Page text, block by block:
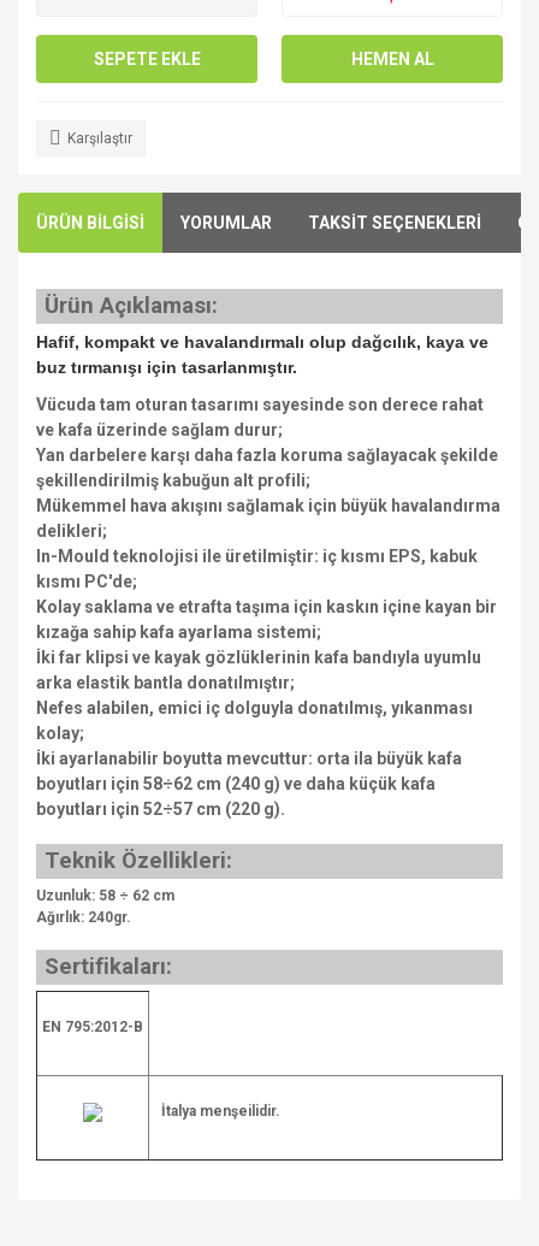
SEPETE EKLE HEMEN AL
Karşılaştır
ÜRÜN BİLGİSİ YORUMLAR TAKSİT SEÇENEKLERİ
Ürün Açıklaması:
Hafif, kompakt ve havalandırmalı olup dağcılık, kaya ve
buz tırmanışı için tasarlanmıştır.
Vücuda tam oturan tasarımı sayesinde son derece rahat
ve kafa üzerinde sağlam durur;
Yan darbelere karşı daha fazla koruma sağlayacak şekilde
şekillendirilmiş kabuğun alt profili;
Mükemmel hava akışını sağlamak için büyük havalandırma
delikleri;
In-Mould teknolojisi ile üretilmiştir: iç kısmı EPS, kabuk
kısmı PC'de;
Kolay saklama ve etrafta taşıma için kaskın içine kayan bir
kızağa sahip kafa ayarlama sistemi;
İki far klipsi ve kayak gözlüklerinin kafa bandıyla uyumlu
arka elastik bantla donatılmıştır;
Nefes alabilen, emici iç dolguyla donatılmış, yıkanması
kolay;
İki ayarlanabilir boyutta mevcuttur: orta ila büyük kafa
boyutları için 58÷62 cm (240 g) ve daha küçük kafa
boyutları için 52÷57 cm (220 g).
Teknik Özellikleri:
Uzunluk: 58 ÷ 62 cm
Ağırlık: 240gr.
Sertifikaları:
EN 795:2012-B
İtalya menşeilidir.